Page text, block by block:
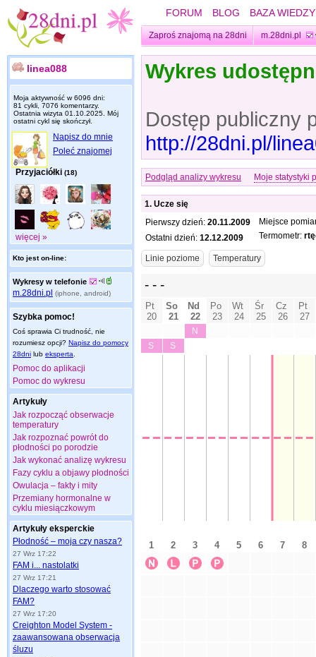
FORUM BLOG BAZA WIEDZY
Zaproś znajomą na 28dni m.28dni.pl
linea088
Moja aktywność w 6096 dni:
81 cykli, 7076 komentarzy.
Ostatnia wizyta 01.10.2025 . Mój
ostatni cykl się skończył.
Napisz do mnie
Poleć znajomej
Przyjaciółki (18)
więcej »
Kto jest on-line:
Wykresy w telefonie
m.28dni.pl (iphone, android)
Szybka pomoc!
Coś sprawia Ci trudność, nie
rozumiesz opcji? Napisz do pomocy
28dni lub eksperta
Pomoc do aplikacji
Pomoc do wykresu
Artykuły
Jak rozpocząć obserwacje
temperatury
Jak rozpoznać powrót do
płodności po porodzie
Jak wykonać analizę wykresu
Fazy cyklu a objawy płodności
Owulacja – fakty i mity
Przemiany hormonalne w
cyklu miesiączkowym
Artykuły eksperckie
Płodność – moja czy nasza?
27 Wrz 17:22
FAM i... nastolatki
27 Wrz 17:21
Dlaczego warto stosować
FAM?
27 Wrz 17:20
Creighton Model System -
zaawansowana obserwacja
śluzu
Wykres
Dostęp publiczny
http://28dni.pl/
Podgląd analizy wykresu Moje statystyki
1. Ucze się
Pierwszy dzień: 20.11.2009
Ostatni dzień: 12.12.2009
Miejsce
Termometr: